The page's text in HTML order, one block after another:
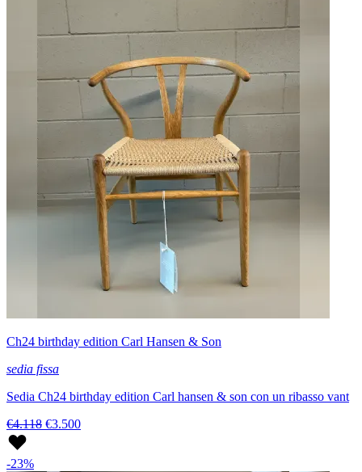
Ch24 birthday edition Carl Hansen & Son
sedia fissa
Sedia Ch24 birthday edition Carl hansen & son con un ribasso vant
€4.118 €3.500
-23%